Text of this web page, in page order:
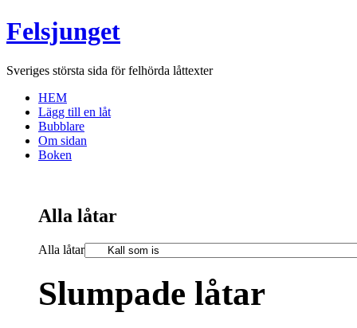
Felsjunget
Sveriges största sida för felhörda låttexter
HEM
Lägg till en låt
Bubblare
Om sidan
Boken
Alla låtar
Alla låtar
Slumpade låtar